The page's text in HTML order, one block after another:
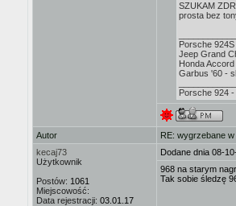
SZUKAM
prosta bez
Porsche
Jeep Grand
Honda
Garbus '60 -
Porsche 924
Autor
RE: wygrzebane
kecaj73
Użytkownik
Postów: 1061
Miejscowość:
Data rejestracji: 03.01.17
Dodane dnia 08-
968 na starym
Tak sobie śledzę